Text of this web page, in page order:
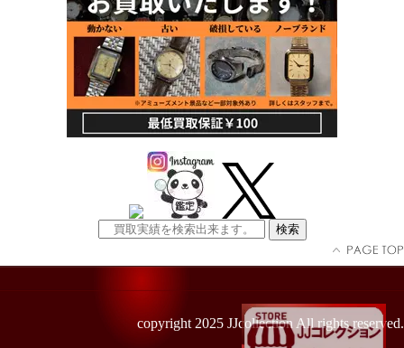
copyright 2025 JJcollection All rights reserved.